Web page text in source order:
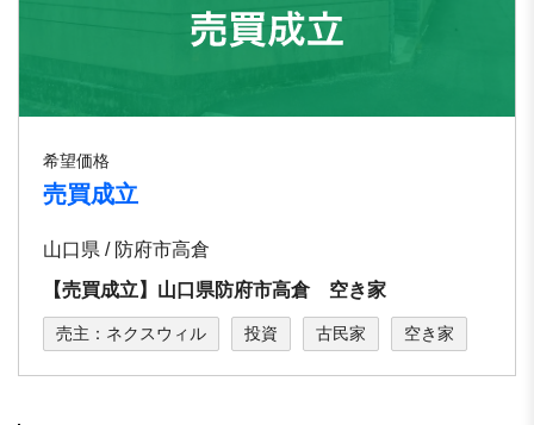
希望価格
売買成立
山口県 / 防府市高倉
【売買成立】山口県防府市高倉 空き家
売主：ネクスウィル 投資 古民家 空き家